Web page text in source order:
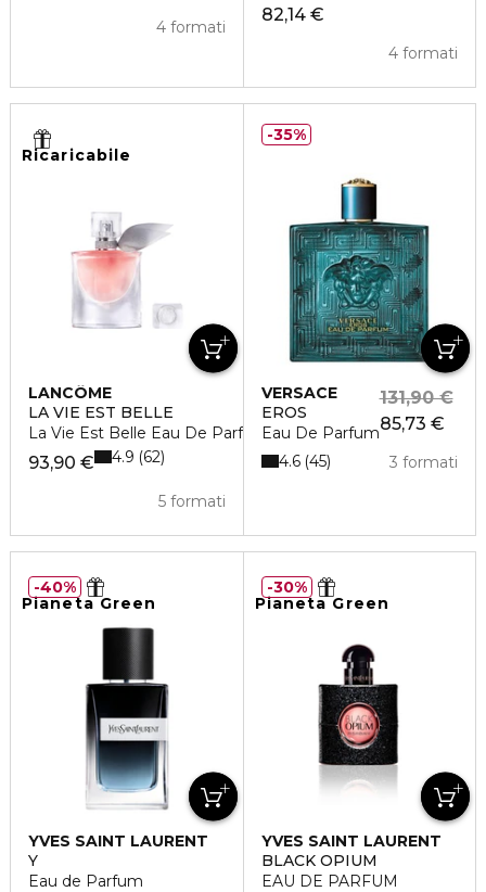
4 formati
82,14 €
4 formati
Ricaricabile
LANCÔME
LA VIE EST BELLE
La Vie Est Belle Eau De Parfum
93,90 €
5 formati
4.9 62
VERSACE
EROS
Eau De Parfum85,73 €
131,90 €
3 formati
4.6 45
35%
Pianeta Green
YVES SAINT LAURENT
Y
Eau de Parfum
40%
Pianeta Green
YVES SAINT LAURENT
BLACK OPIUM
EAU DE PARFUM
30%